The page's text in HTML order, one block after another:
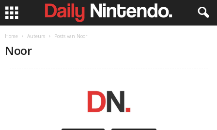
Home Auteurs Posts van Noor
Noor